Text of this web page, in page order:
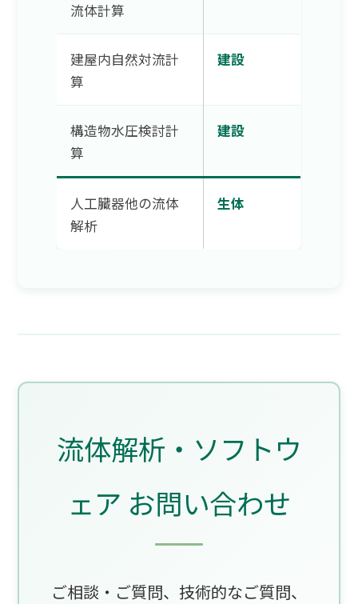
流体計算
建屋内自然対流計
算
建設
構造物水圧検討計
算
建設
人工臓器他の流体
解析
生体
流体解析・ソフトウ
ェア お問い合わせ
ご相談・ご質問、技術的なご質問、